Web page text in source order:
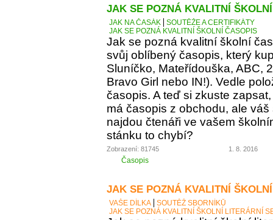
JAK SE POZNÁ KVALITNÍ
JAK NA ČASÁK
SOUTĚŽE A CERTIFIKÁTY
JAK SE POZNÁ KVALITNÍ ŠKOLNÍ ČASOPIS
Jak se pozná kvalitní školní
svůj oblíbený časopis, který
Sluníčko, Mateřídouška, ABC,
Bravo Girl nebo IN!). Vedle
časopis. A teď si zkuste
má časopis z obchodu, ale
najdou čtenáři ve vašem
stánku to chybí?
Zobrazení: 81745 1. 8. 2016
Časopis
JAK SE POZNÁ KVALITNÍ
VAŠE DÍLKA
SOUTĚŽ SBORNÍKŮ
JAK SE POZNÁ KVALITNÍ ŠKOLNÍ LITERÁRNÍ